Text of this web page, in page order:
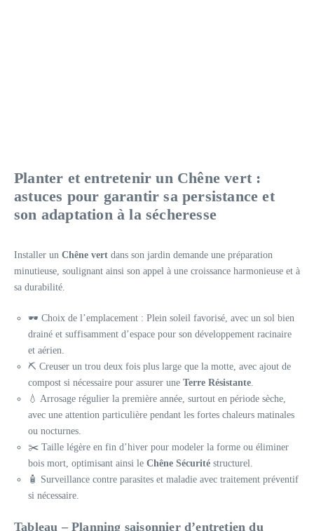
Planter et entretenir un Chêne vert :
astuces pour garantir sa persistance et
son adaptation à la sécheresse
Installer un Chêne vert dans son jardin demande une préparation
minutieuse, soulignant ainsi son appel à une croissance harmonieuse et à
sa durabilité.
🕶️ Choix de l’emplacement : Plein soleil favorisé, avec un sol bien
drainé et suffisamment d’espace pour son développement racinaire
et aérien.
⛏️ Creuser un trou deux fois plus large que la motte, avec ajout de
compost si nécessaire pour assurer une Terre Résistante
💧 Arrosage régulier la première année, surtout en période sèche,
avec une attention particulière pendant les fortes chaleurs matinales
ou nocturnes.
✂️ Taille légère en fin d’hiver pour modeler la forme ou éliminer
bois mort, optimisant ainsi le Chêne Sécurité structurel.
🧴 Surveillance contre parasites et maladie avec traitement préventif
si nécessaire.
Tableau – Planning saisonnier d’entretien du